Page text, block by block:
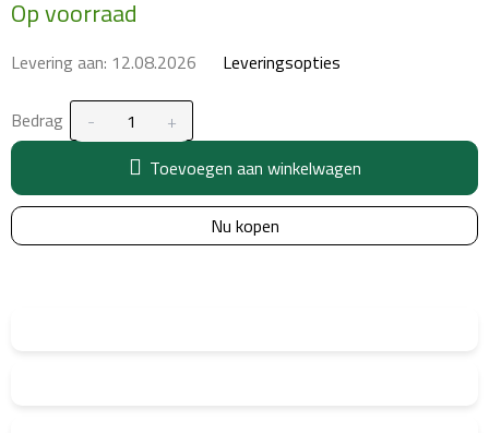
prijs:
Op voorraad
Levering aan: 12.08.2026 Leveringsopties
Bedrag
Toevoegen aan winkelwagen
Nu kopen